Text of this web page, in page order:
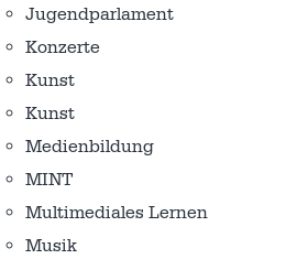
Jugendparlament
Konzerte
Kunst
Kunst
Medienbildung
MINT
Multimediales Lernen
Musik